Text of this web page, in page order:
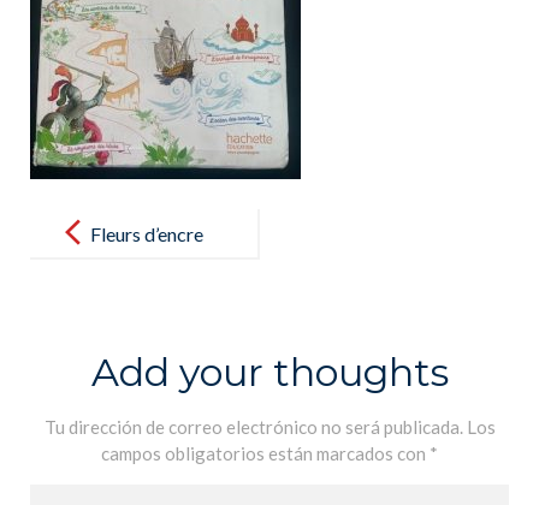
navigationFleurs d’encre
Add your thoughts
Tu dirección de correo electrónico no será publicada. Los
campos obligatorios están marcados con *